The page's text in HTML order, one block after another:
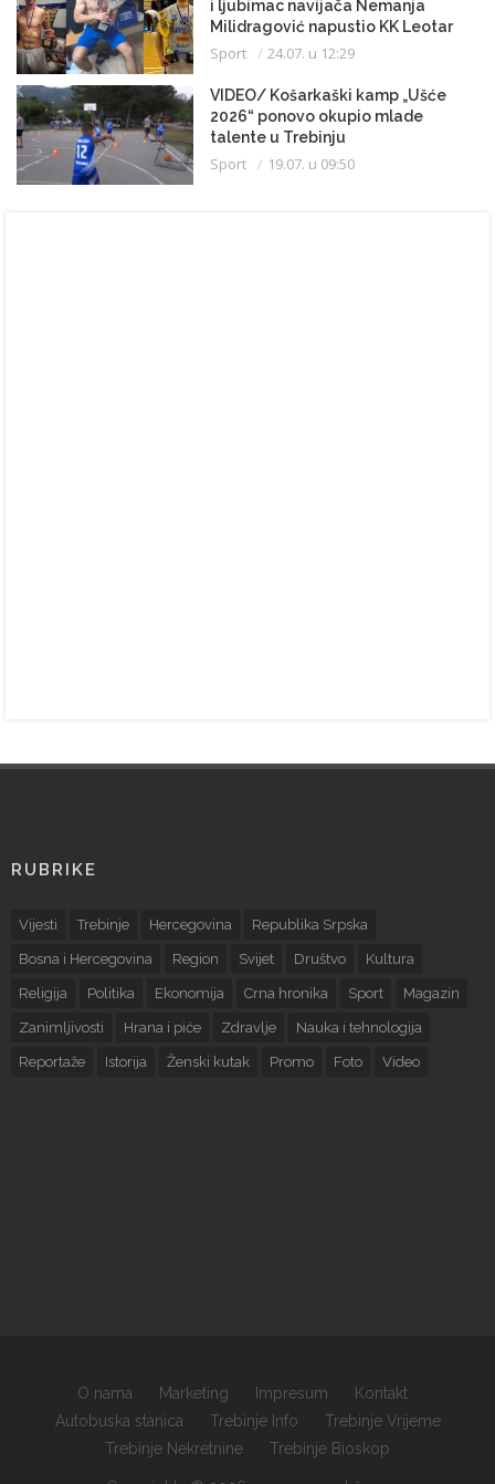
i ljubimac navijača Nemanja
Milidragović napustio KK Leotar
Sport 24.07. u 12:29
VIDEO/ Košarkaški kamp „Ušće
2026“ ponovo okupio mlade
talente u Trebinju
Sport 19.07. u 09:50
RUBRIKE
Vijesti Trebinje Hercegovina Republika Srpska
Bosna i Hercegovina Region Svijet Društvo Kultura
Religija Politika Ekonomija Crna hronika Sport Magazin
Zanimljivosti Hrana i piće Zdravlje Nauka i tehnologija
Reportaže Istorija Ženski kutak Promo Foto Video
O nama Marketing Impresum
Kontakt
Autobuska stanica
Trebinje Info
Trebinje Vrijeme
Trebinje Nekretnine
Trebinje Bioskop